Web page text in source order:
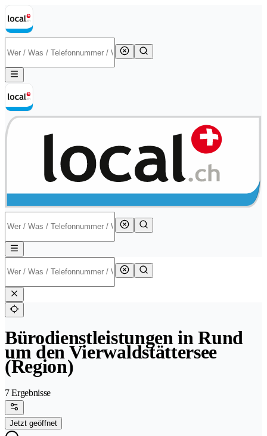
Bürodienstleistungen in Rund
um den Vierwaldstättersee
(Region)
7 Ergebnisse
Jetzt geöffnet